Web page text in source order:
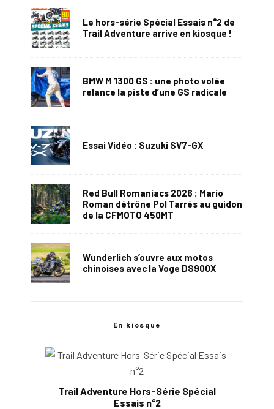
Le hors-série Spécial Essais n°2 de
Trail Adventure arrive en kiosque !
BMW M 1300 GS : une photo volée
relance la piste d’une GS radicale
Essai Vidéo : Suzuki SV7-GX
Red Bull Romaniacs 2026 : Mario
Roman détrône Pol Tarrés au guidon
de la CFMOTO 450MT
Wunderlich s’ouvre aux motos
chinoises avec la Voge DS900X
En kiosque
Trail Adventure Hors-Série Spécial
Essais n°2